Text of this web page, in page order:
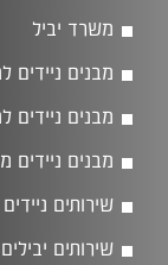
משרד יביל
מבנים ניידים
מבנים ניידים
מבנים ניידים
שירותים
שירותים